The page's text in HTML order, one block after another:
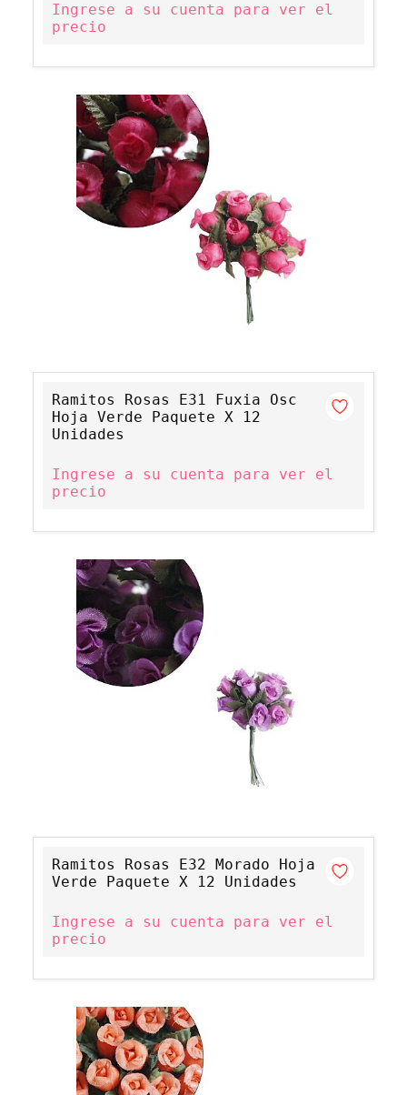
Ingrese a su cuenta para ver el
precio
Ramitos Rosas E31 Fuxia Osc
Hoja Verde Paquete X 12
Unidades
Ingrese a su cuenta para ver el
precio
Ramitos Rosas E32 Morado Hoja
Verde Paquete X 12 Unidades
Ingrese a su cuenta para ver el
precio